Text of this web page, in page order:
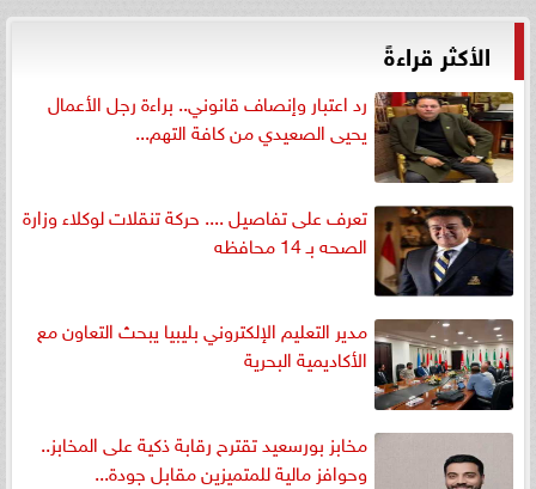
الأكثر قراءةً
رد اعتبار وإنصاف قانوني.. براءة رجل الأعمال
يحيى الصعيدي من كافة التهم...
تعرف على تفاصيل .... حركة تنقلات لوكلاء وزارة
الصحه بـ 14 محافظه
مدير التعليم الإلكتروني بليبيا يبحث التعاون مع
الأكاديمية البحرية
مخابز بورسعيد تقترح رقابة ذكية على المخابز..
وحوافز مالية للمتميزين مقابل جودة...